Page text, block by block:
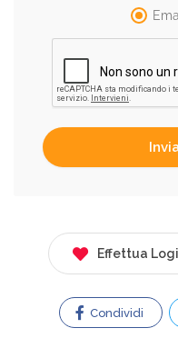
Effettua
Condividi